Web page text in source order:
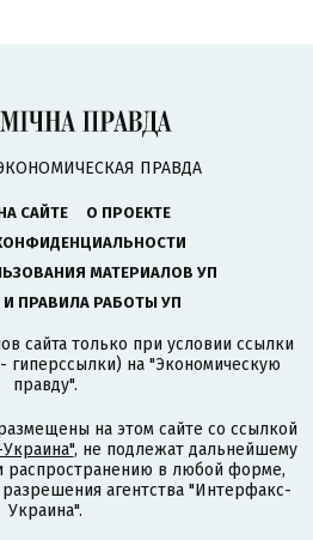
ПРАВДА
САЙТЕ
О ПРОЕКТЕ
МАТЕРИАЛОВ УП
ПРАВИЛА РАБОТЫ УП
сайта только при условии ссылки
гиперссылки) на "Экономическую
правду".
на этом сайте со ссылкой
, не подлежат дальнейшему
распространению в любой форме,
агентства "Интерфакс-
Украина".